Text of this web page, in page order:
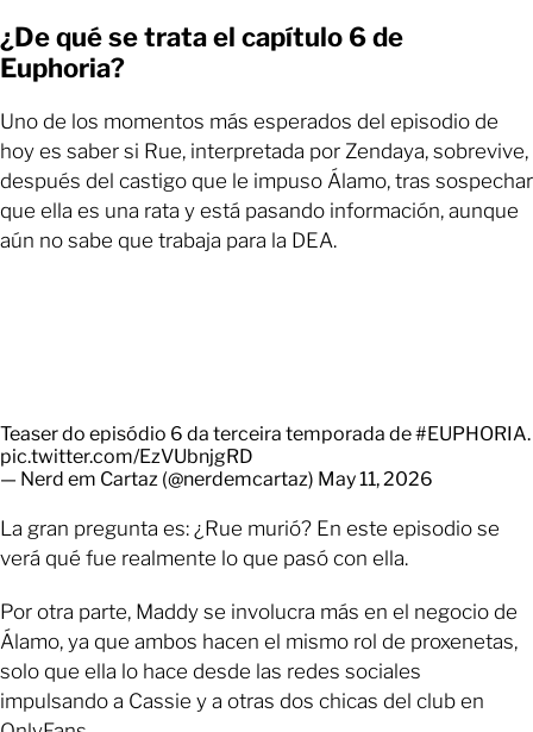
¿De qué se trata el capítulo 6 de
Euphoria?
Uno de los momentos más esperados del episodio de
hoy es saber si Rue, interpretada por Zendaya, sobrevive,
después del castigo que le impuso Álamo, tras sospechar
que ella es una rata y está pasando información, aunque
aún no sabe que trabaja para la DEA.
Teaser do episódio 6 da terceira temporada de#EUPHORIA.
pic.twitter.com/EzVUbnjgRD
— Nerd em Cartaz (@nerdemcartaz) May 11, 2026
La gran pregunta es: ¿Rue murió? En este episodio se
verá qué fue realmente lo que pasó con ella.
Por otra parte, Maddy se involucra más en el negocio de
Álamo, ya que ambos hacen el mismo rol de proxenetas,
solo que ella lo hace desde las redes sociales
impulsando a Cassie y a otras dos chicas del club en